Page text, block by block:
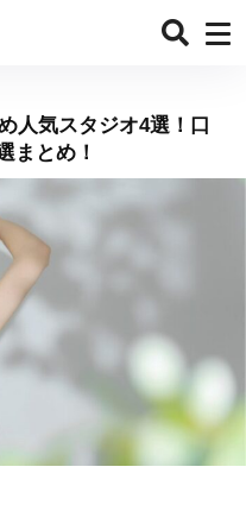
人気スタジオ4選！口
まとめ！